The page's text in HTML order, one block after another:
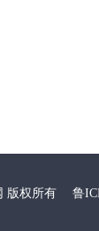
版权所有 鲁